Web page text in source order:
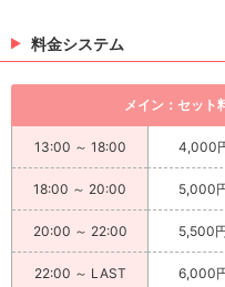
料金システム
メイン：セット
13:00 ～ 18:00 4,000
18:00 ～ 20:00 5,000
20:00 ～ 22:00 5,500
22:00 ～ LAST 6,000